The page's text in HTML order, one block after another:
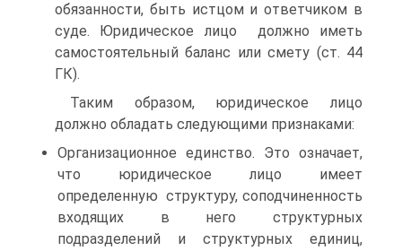
обязанности, быть истцом и ответчиком в
суде. Юридическое лицо должно иметь
самостоятельный баланс или смету (ст. 44
ГК).
Таким образом, юридическое лицо
должно обладать следующими признаками:
Организационное единство. Это означает,
что юридическое лицо имеет
определенную структуру, соподчиненность
входящих в него структурных
подразделений и структурных единиц,